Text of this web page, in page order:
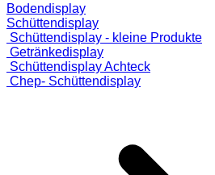
Bodendisplay
Schüttendisplay
Schüttendisplay - kleine Produkte
Getränkedisplay
Schüttendisplay Achteck
Chep- Schüttendisplay